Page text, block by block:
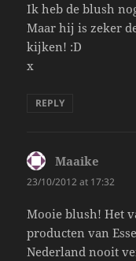
Ik heb de blush
Maar hij is zeker
kijken! :D
x
REPLY
Maaike
23/10/2012 at 17:32
Mooie blush! Het
producten van
Nederland nooit